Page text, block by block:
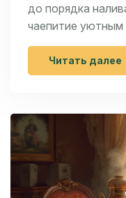
до порядка
чаепитие
Читать далее